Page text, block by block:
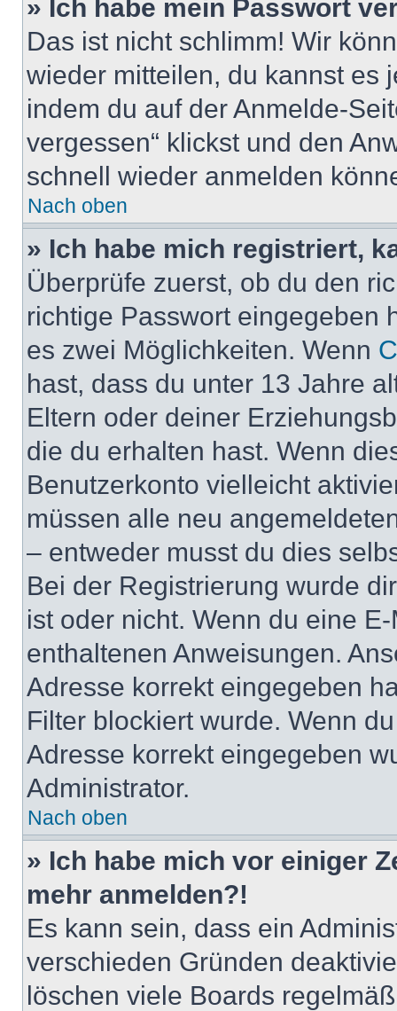
» Ich habe mein Passwort
Das ist nicht schlimm! Wir
wieder mitteilen, du kannst es
indem du auf der Anmelde-
vergessen“ klickst und den
schnell wieder anmelden
Nach oben
» Ich habe mich registriert,
Überprüfe zuerst, ob du den
richtige Passwort eingegeben
es zwei Möglichkeiten. Wenn
hast, dass du unter 13 Jahre
Eltern oder deiner
die du erhalten hast. Wenn
Benutzerkonto vielleicht
müssen alle neu
– entweder musst du dies
Bei der Registrierung wurde
ist oder nicht. Wenn du eine
enthaltenen Anweisungen.
Adresse korrekt eingegeben
Filter blockiert wurde. Wenn
Adresse korrekt eingegeben
Administrator.
Nach oben
» Ich habe mich vor einiger
mehr anmelden?!
Es kann sein, dass ein
verschieden Gründen
löschen viele Boards